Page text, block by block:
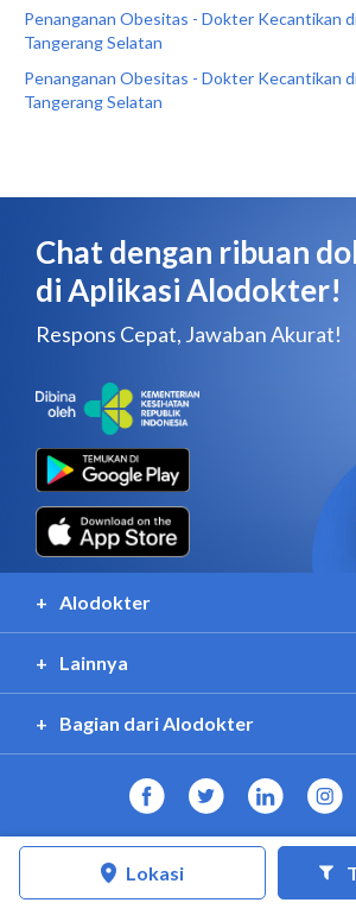
Penanganan Obesitas - Dokter Kecantikan
Tangerang Selatan
Penanganan Obesitas - Dokter Kecantikan
Tangerang Selatan